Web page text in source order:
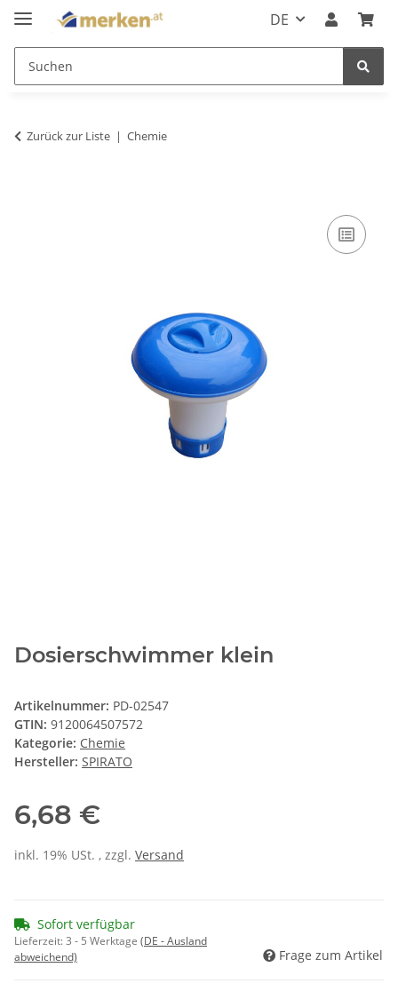
DE
Zurück zur Liste Chemie
Dosierschwimmer klein
Artikelnummer: PD-02547
GTIN: 9120064507572
Kategorie: Chemie
Hersteller: SPIRATO
6,68 €
inkl. 19% USt. , zzgl. Versand
Sofort verfügbar
Lieferzeit:3 - 5 Werktage (DE - Ausland
abweichend)
Frage zum Artikel